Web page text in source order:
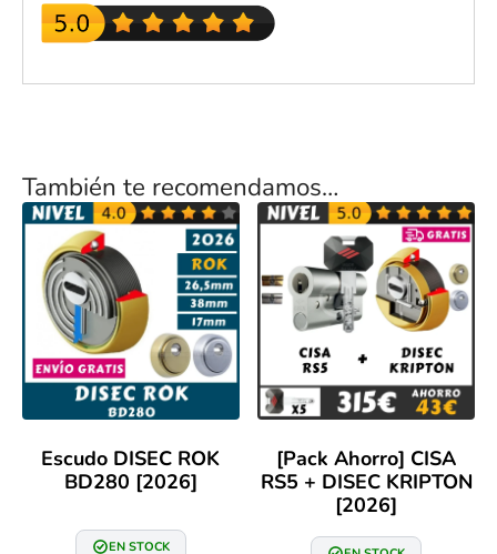
También te recomendamos…
Escudo DISEC ROK
BD280 [2026]
EN STOCK
[Pack Ahorro] CISA
RS5 + DISEC KRIPTON
[2026]